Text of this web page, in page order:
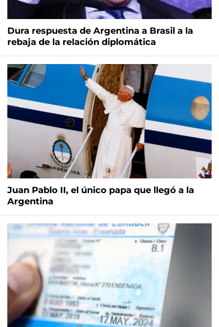
Dura respuesta de Argentina a Brasil a la
rebaja de la relación diplomática
Juan Pablo II, el único papa que llegó a la
Argentina